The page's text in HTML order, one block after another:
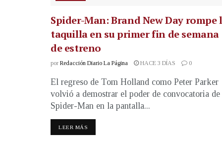
Spider-Man: Brand New Day rompe
taquilla en su primer fin de semana
de estreno
por Redacción Diario La Página HACE 3 DÍAS 0
El regreso de Tom Holland como Peter Parker
volvió a demostrar el poder de convocatoria de
Spider-Man en la pantalla...
LEER MÁS